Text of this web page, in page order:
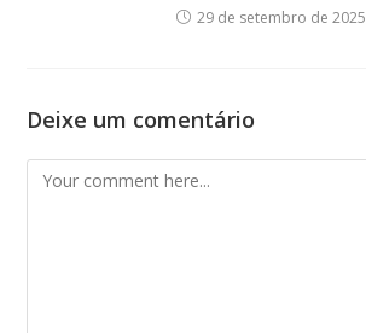
29 de setembro de 2025
Deixe um comentário
Comment